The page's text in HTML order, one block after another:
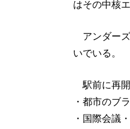
はその中核
アンダーズ
いでいる。
駅前に再開
・都市のブ
・国際会議